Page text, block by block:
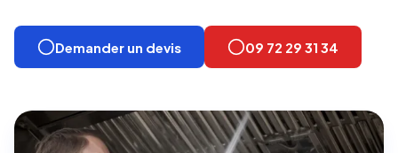
Demander un devis 09 72 29 31 34